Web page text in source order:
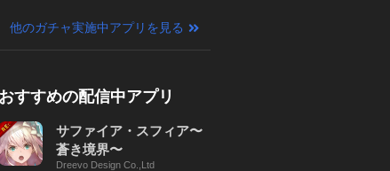
他のガチャ実施中アプリを見る
おすすめの配信中アプリ
サファイア・スフィア〜
蒼き境界〜
Dreevo Design Co.,Ltd